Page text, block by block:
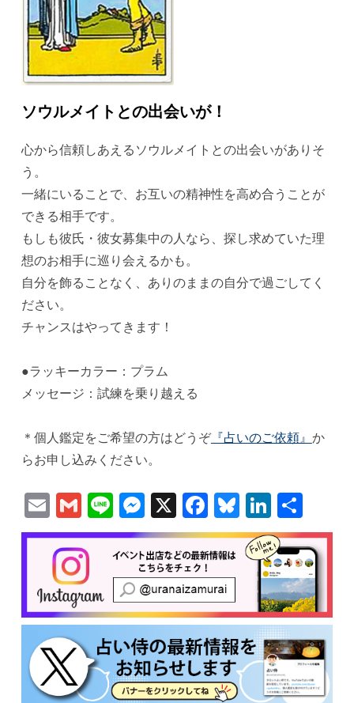
ソウルメイトとの出会いが！
心から信頼しあえるソウルメイトとの出会いがありそ
う。
一緒にいることで、お互いの精神性を高め合うことが
できる相手です。
もしも彼氏・彼女募集中の人なら、探し求めていた理
想のお相手に巡り会えるかも。
自分を飾ることなく、ありのままの自分で過ごしてく
ださい。
チャンスはやってきます！
●ラッキーカラー：プラム
メッセージ：試練を乗り越える
＊個人鑑定をご希望の方はどうぞ『占いのご依頼』 か
らお申し込みください。
EmailGmail
LineMessenger
X Facebook
Bluesky
共
有